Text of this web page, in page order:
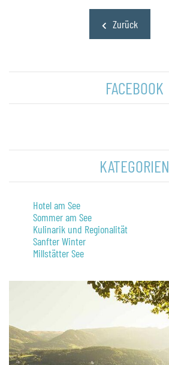
Zurück
FACEBOOK
KATEGORIEN
Hotel am See
Sommer am See
Kulinarik und Regionalität
Sanfter Winter
Millstätter See